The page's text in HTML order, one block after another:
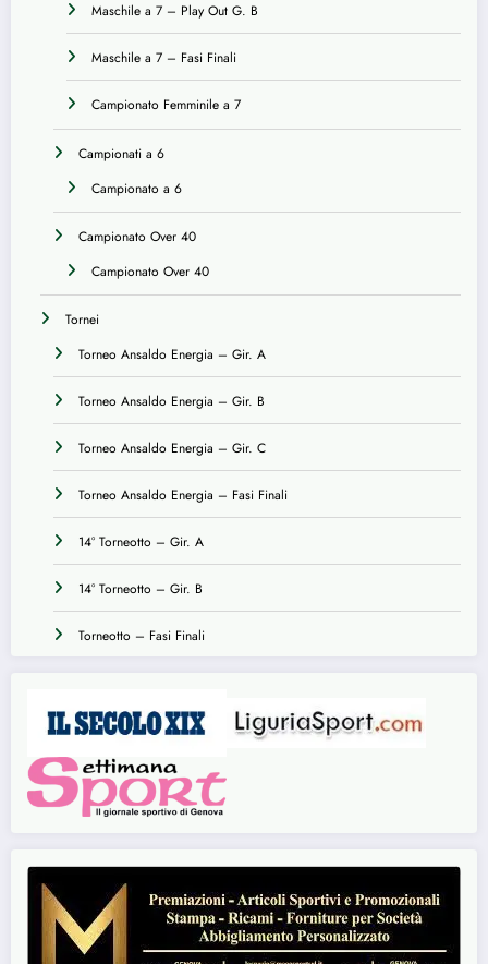
Maschile a 7 – Play Out G. B
Maschile a 7 – Fasi Finali
Campionato Femminile a 7
Campionati a 6
Campionato a 6
Campionato Over 40
Campionato Over 40
Tornei
Torneo Ansaldo Energia – Gir. A
Torneo Ansaldo Energia – Gir. B
Torneo Ansaldo Energia – Gir. C
Torneo Ansaldo Energia – Fasi Finali
14° Torneotto – Gir. A
14° Torneotto – Gir. B
Torneotto – Fasi Finali